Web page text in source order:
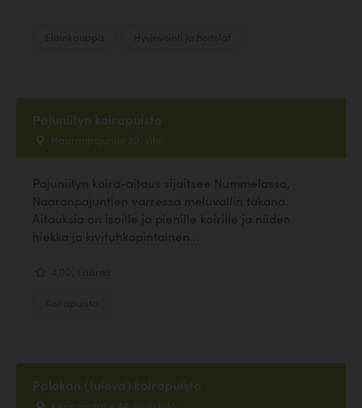
Pajuniityn koirapuisto
Naaranpajuntie 30, Vihti
Pajuniityn koira-aitaus sijaitsee Nummelassa,
Naaranpajuntien varressa meluvallin takana.
Aitauksia on isoille ja pienille koirille ja niiden
hiekka ja kivituhkapintainen...
Palokan (tuleva) koirapuisto
Kirrin rantatie 44, Jyväskylä